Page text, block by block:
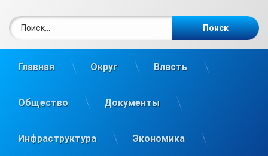
Главная Округ Власть
Общество Документы
Инфраструктура Экономика